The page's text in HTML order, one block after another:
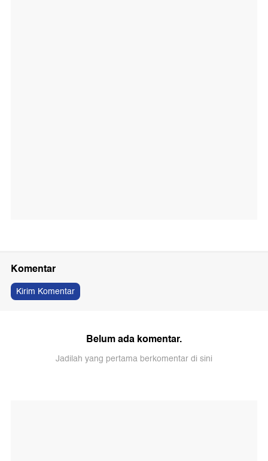
Komentar
Kirim Komentar
Belum ada komentar.
Jadilah yang pertama berkomentar di sini